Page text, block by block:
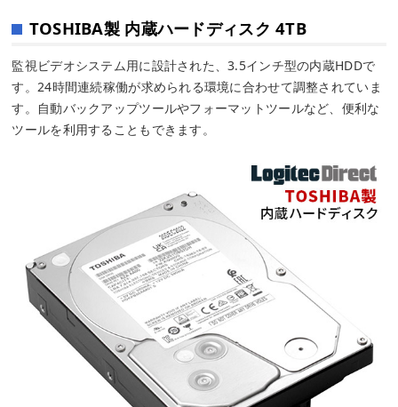
TOSHIBA製 内蔵ハードディスク 4TB
監視ビデオシステム用に設計された、3.5インチ型の内蔵HDDで
す。24時間連続稼働が求められる環境に合わせて調整されていま
す。自動バックアップツールやフォーマットツールなど、便利な
ツールを利用することもできます。